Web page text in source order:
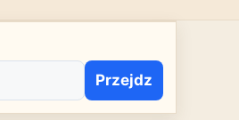
Przejdz